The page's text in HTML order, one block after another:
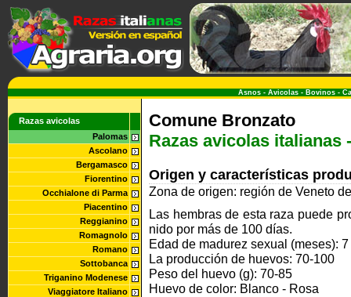
Asnos - Avicolas - Bovinos -
Razas avicolas
Palomas
Ascolano
Bergamasco
Fiorentino
Occhialone di Parma
Piacentino
Reggianino
Romagnolo
Romano
Sottobanca
Triganino Modenese
Viaggiatore Italiano
Comune Bronzato
Razas avicolas italianas
Origen y características
Zona de origen: región de Veneto
Las hembras de esta raza puede
nido por más de 100 días.
Edad de madurez sexual (meses): 7
La producción de huevos: 70-100
Peso del huevo (g): 70-85
Huevo de color: Blanco - Rosa